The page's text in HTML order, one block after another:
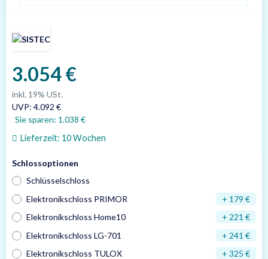
3.054 €
inkl. 19% USt.
UVP: 4.092 €
Sie sparen: 1.038 €
Lieferzeit: 10 Wochen
Schlossoptionen
Schlüsselschloss
Elektronikschloss PRIMOR
+ 179 €
Elektronikschloss Home10
+ 221 €
Elektronikschloss LG-701
+ 241 €
Elektronikschloss TULOX
+ 325 €